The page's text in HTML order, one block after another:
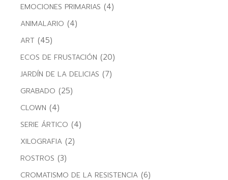
EMOCIONES PRIMARIAS (4)
ANIMALARIO (4)
ART (45)
ECOS DE FRUSTACIÓN (20)
JARDÍN DE LA DELICIAS (7)
GRABADO (25)
CLOWN (4)
SERIE ÁRTICO (4)
XILOGRAFIA (2)
ROSTROS (3)
CROMATISMO DE LA RESISTENCIA (6)